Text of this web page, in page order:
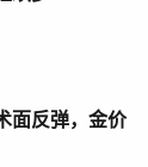
面反弹，金价